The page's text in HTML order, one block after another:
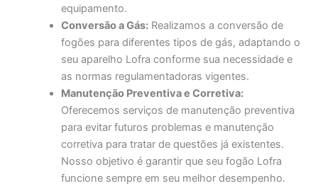
equipamento.
Conversão a Gás: Realizamos a conversão de
fogões para diferentes tipos de gás, adaptando o
seu aparelho Lofra conforme sua necessidade e
as normas regulamentadoras vigentes.
Manutenção Preventiva e Corretiva:
Oferecemos serviços de manutenção preventiva
para evitar futuros problemas e manutenção
corretiva para tratar de questões já existentes.
Nosso objetivo é garantir que seu fogão Lofra
funcione sempre em seu melhor desempenho.